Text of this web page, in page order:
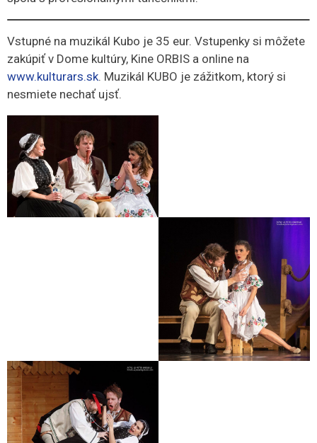
Vstupné na muzikál Kubo je 35 eur. Vstupenky si môžete
zakúpiť v Dome kultúry, Kine ORBIS a online na
www.kulturars.sk. Muzikál KUBO je zážitkom, ktorý si
nesmiete nechať ujsť.